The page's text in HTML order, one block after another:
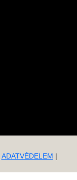
ADATVÉDELEM |